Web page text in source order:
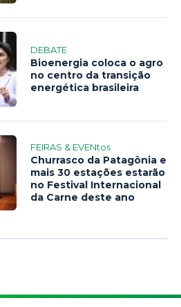
DEBATE
Bioenergia coloca o agro
no centro da transição
energética brasileira
FEIRAS & EVENtos
Churrasco da Patagônia e
mais 30 estações estarão
no Festival Internacional
da Carne deste ano